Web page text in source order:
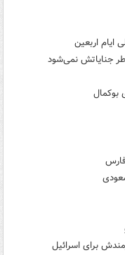
جنایاتش نمی‌شود
بوکمال
برای اسرائیل